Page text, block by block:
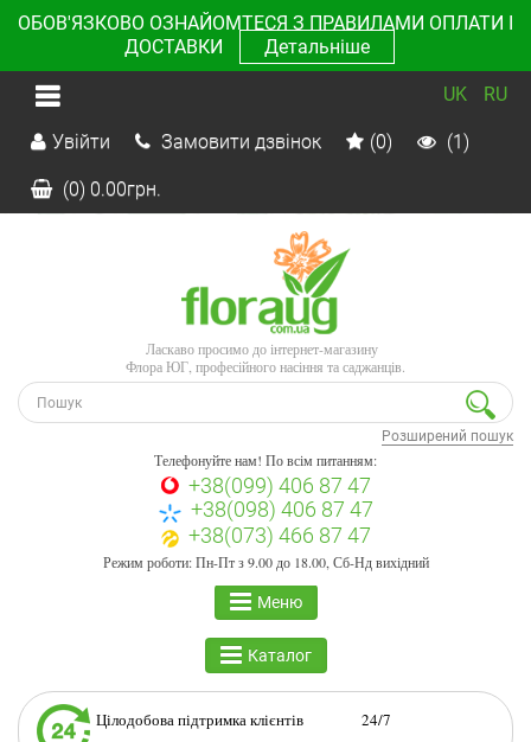
ОБОВ'ЯЗКОВО ОЗНАЙОМТЕСЯ З ПРАВИЛАМИ ОПЛАТИ І
ДОСТАВКИ
Детальніше
UK RU
Увійти Замовити дзвінок (0) (1)
(0) 0.00грн.
Ласкаво просимо до інтернет-магазину
Флора ЮГ, професійного насіння та саджанців.
Розширений пошук
Телефонуйте нам! По всім питанням:
+38(099) 406 87 47
+38(098) 406 87 47
+38(073) 466 87 47
Режим роботи: Пн-Пт з 9.00 до 18.00, Сб-Нд вихідний
Меню
Каталог
Цілодобова підтримка клієнтів 24/7